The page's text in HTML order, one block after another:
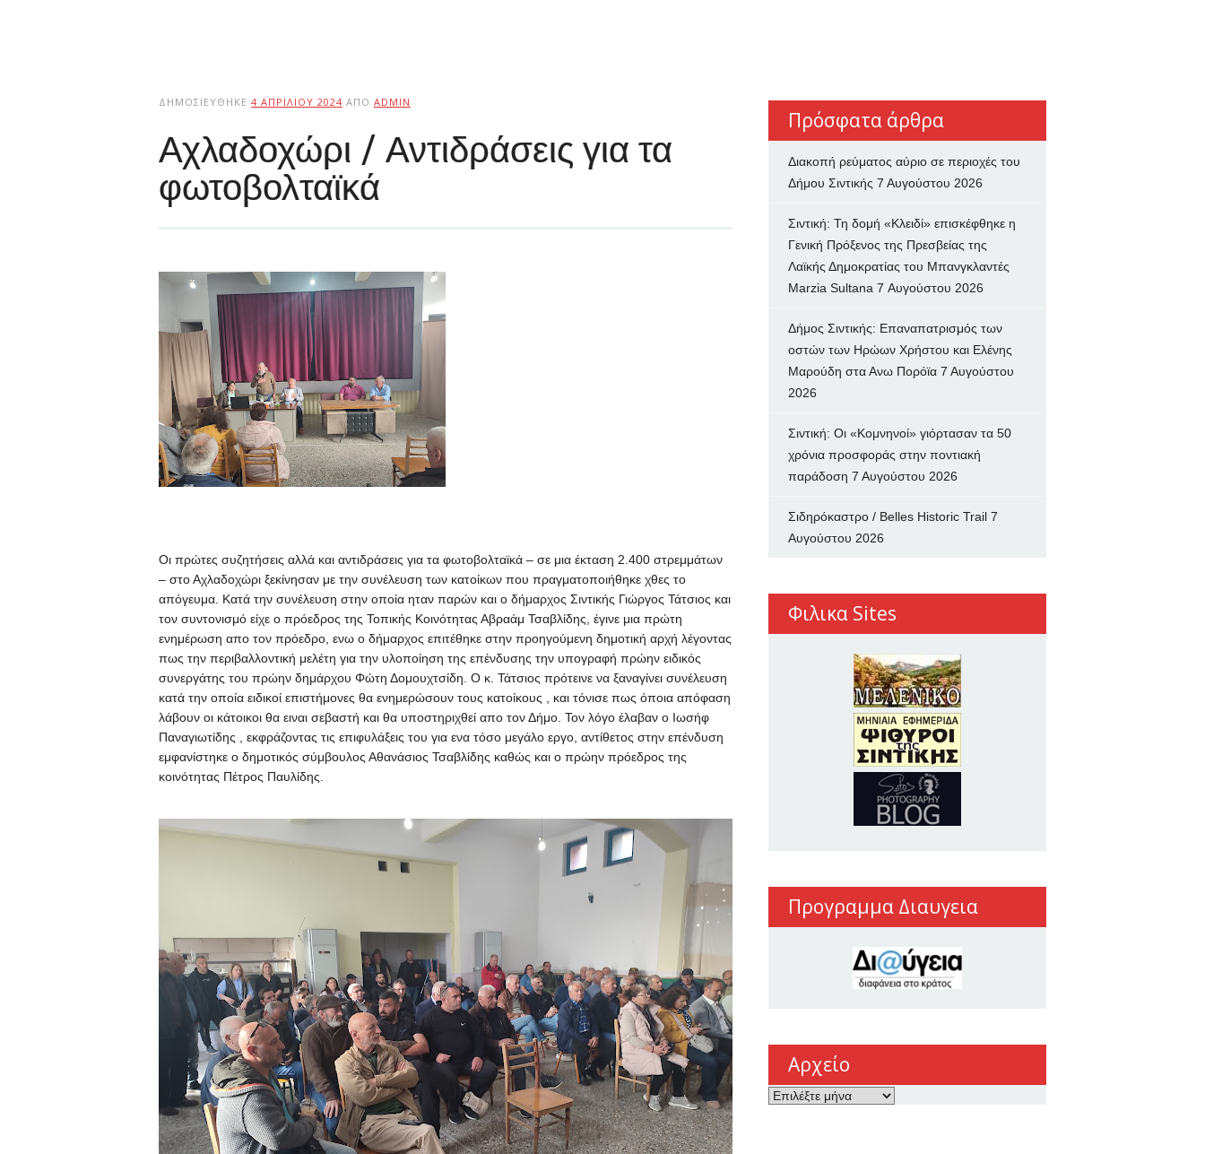
ΔΗΜΟΣΙΕΎΘΗΚΕ 4 ΑΠΡΙΛΊΟΥ 2024 ΑΠΌ ADMIN
Αχλαδοχώρι / Αντιδράσεις για τα
φωτοβολταϊκά
Οι πρώτες συζητήσεις αλλά και αντιδράσεις για τα φωτοβολταϊκά – σε μια έκταση 2.400 στρεμμάτων
– στο Αχλαδοχώρι ξεκίνησαν με την συνέλευση των κατοίκων που πραγματοποιήθηκε χθες το
απόγευμα. Κατά την συνέλευση στην οποία ηταν παρών και ο δήμαρχος Σιντικής Γιώργος Τάτσιος και
τον συντονισμό είχε ο πρόεδρος της Τοπικής Κοινότητας Αβραάμ Τσαβλίδης, έγινε μια πρώτη
ενημέρωση απο τον πρόεδρο, ενω ο δήμαρχος επιτέθηκε στην προηγούμενη δημοτική αρχή λέγοντας
πως την περιβαλλοντική μελέτη για την υλοποίηση της επένδυσης την υπογραφή πρώην ειδικός
συνεργάτης του πρώην δημάρχου Φώτη Δομουχτσίδη. Ο κ. Τάτσιος πρότεινε να ξαναγίνει συνέλευση
κατά την οποία ειδικοί επιστήμονες θα ενημερώσουν τους κατοίκους , και τόνισε πως όποια απόφαση
λάβουν οι κάτοικοι θα ειναι σεβαστή και θα υποστηριχθεί απο τον Δήμο. Τον λόγο έλαβαν ο Ιωσήφ
Παναγιωτίδης , εκφράζοντας τις επιφυλάξεις του για ενα τόσο μεγάλο εργο, αντίθετος στην επένδυση
εμφανίστηκε ο δημοτικός σύμβουλος Αθανάσιος Τσαβλίδης καθώς και ο πρώην πρόεδρος της
κοινότητας Πέτρος Παυλίδης.
Πρόσφατα άρθρα
Διακοπή ρεύματος αύριο σε περιοχές του
Δήμου Σιντικής 7 Αυγούστου 2026
Σιντική: Τη δομή «Κλειδί» επισκέφθηκε η
Γενική Πρόξενος της Πρεσβείας της
Λαϊκής Δημοκρατίας του Μπανγκλαντές
Marzia Sultana 7 Αυγούστου 2026
Δήμος Σιντικής: Επαναπατρισμός των
oστών των Ηρώων Χρήστου και Ελένης
Μαρούδη στα Ανω Πορόϊα 7 Αυγούστου
2026
Σιντική: Οι «Κομνηνοί» γιόρτασαν τα 50
χρόνια προσφοράς στην ποντιακή
παράδοση 7 Αυγούστου 2026
Σιδηρόκαστρο / Belles Historic Trail 7
Αυγούστου 2026
Φιλικα Sites
Προγραμμα Διαυγεια
Αρχείο
Αρχείο